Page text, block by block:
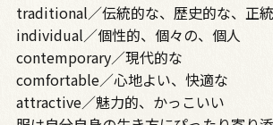
traditional／伝統的な、歴史的な、正
individual／個性的、個々の、個人
contemporary／現代的な
comfortable／心地よい、快適な
attractive／魅力的、かっこいい